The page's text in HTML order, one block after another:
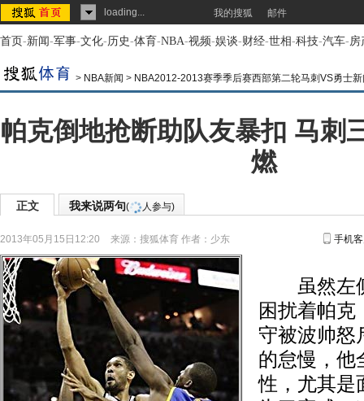
loading... 我的搜狐 邮件
首页-新闻-军事-文化-历史-体育-NBA-视频-娱谈-财经-世相-科技-汽车-房
> NBA新闻 > NBA2012-2013赛季季后赛西部第二轮马刺VS勇士
帕克倒地抢断助队友暴扣 马刺
燃
正文 我来说两句( 人参与)
2013年05月15日12:20 来源： 搜狐体育 作者：少东 手机
虽然左侧
困扰着帕克
守被波帅怒
的怠慢，他
性，尤其是